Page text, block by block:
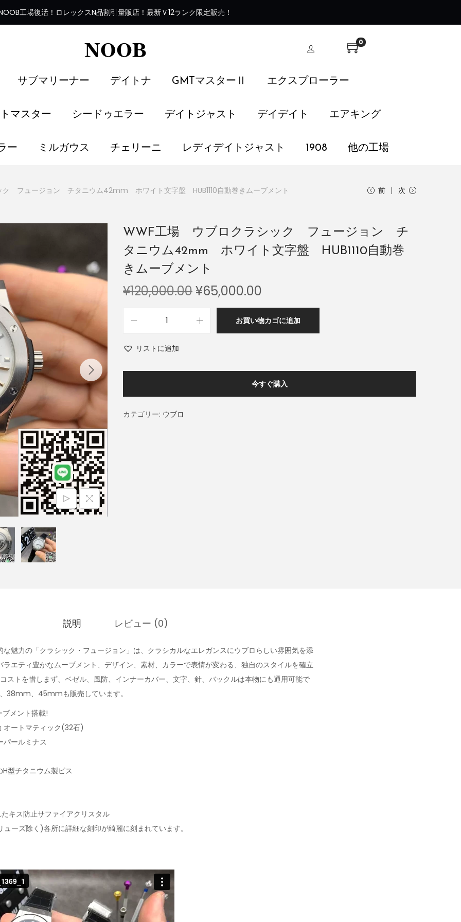
工場復活 ！ ロレックスN品割引量販店！最新Ｖ12ランク限定販売！
0
サブマリーナー デイトナ GMTマスターⅡ エクスプローラー
マスター シードゥエラー デイトジャスト デイデイト エアキング
ー ミルガウス チェリーニ レディデイトジャスト 1908 他の工場
フュージョン チタニウム42mm ホワイト文字盤 HUB1110自動巻きムーブメント 前 次
WWF工場 ウブロクラシック フュージョン チ
タニウム42mm ホワイト文字盤 HUB1110自動巻
きムーブメント
¥120,000.00¥65,000.00
お買い物カゴに追加
リストに追加
今すぐ購入
カテゴリー: ウブロ
説明 レビュー (0)
魅力の「クラシック・フュージョン」は、クラシカルなエレガンスにウブロらしい雰囲気を添
エティ豊かなムーブメント、デザイン、素材、カラーで表情が変わる、独自のスタイルを確立
ストを惜しまず、ベゼル、風防、インナーカバー、文字、針、バックルは本物にも通用可能で
38mm、45mmも販売しています。
ブメント搭載!
ートマティック(32石)
パールミナス
型チタニウム製ビス
キス防止サファイアクリスタル
ーズ除く)各所に詳細な刻印が綺麗に刻まれています。